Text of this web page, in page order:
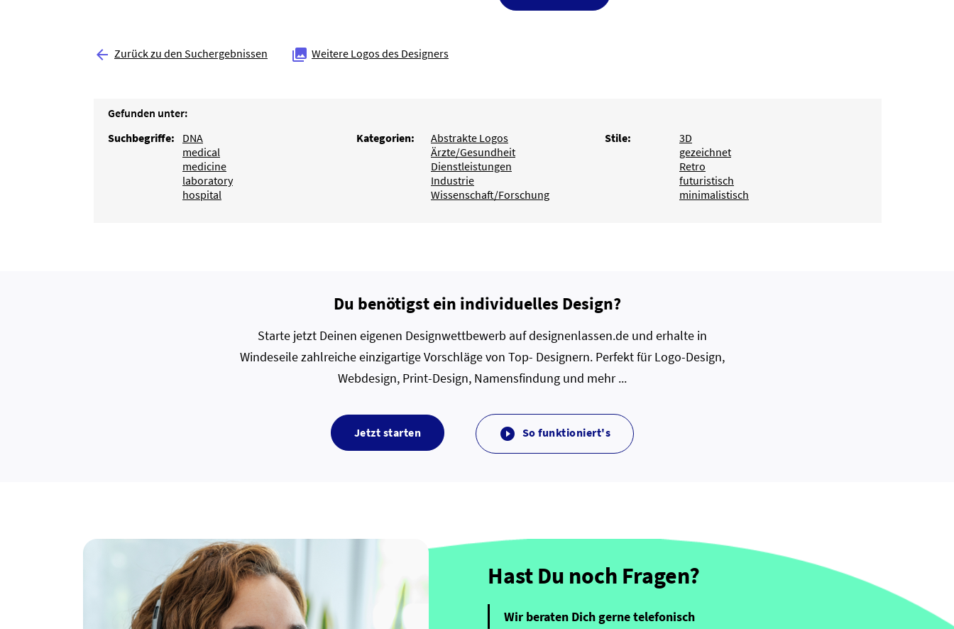
 Zurück zu den Suchergebnissen  Weitere Logos des Designers
Gefunden unter:
Suchbegriffe:
DNA
medical
medicine
laboratory
hospital
Kategorien:
Abstrakte Logos
Ärzte/Gesundheit
Dienstleistungen
Industrie
Wissenschaft/Forschung
Stile:
3D
gezeichnet
Retro
futuristisch
minimalistisch
Du benötigst ein individuelles Design?
Starte jetzt Deinen eigenen Designwettbewerb auf designenlassen.de und erhalte in
Windeseile zahlreiche einzigartige Vorschläge von Top- Designern. Perfekt für Logo-Design,
Webdesign, Print-Design, Namensfindung und mehr ...
Jetzt starten  So funktioniert's
Hast Du noch Fragen?
Wir beraten Dich gerne telefonisch